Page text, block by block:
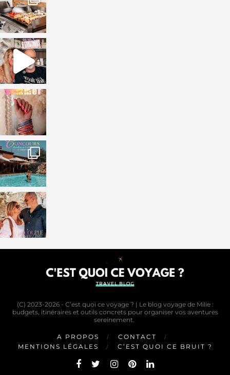
(C) 2023-2026 - C’est quoi ce voyage ? | Le blog voyage de Milie :
budgets, itinéraires et outils concrets pour organiser vos aventures
sereinement.
A PROPOS
CONTACT
MENTIONS LÉGALES
C’EST QUOI CE BRUIT ?